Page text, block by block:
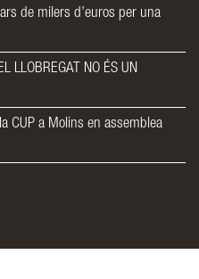
de milers d’euros per una
LLOBREGAT NO ÉS UN
CUP a Molins en assemblea